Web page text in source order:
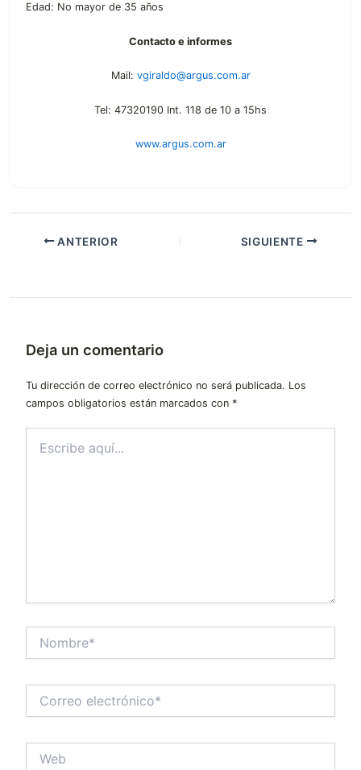
Edad: No mayor de 35 años
Contacto e informes
Mail: vgiraldo@argus.com.ar
Tel: 47320190 Int. 118 de 10 a 15hs
www.argus.com.ar
ANTERIOR SIGUIENTE
Deja un comentario
Tu dirección de correo electrónico no será publicada. Los
campos obligatorios están marcados con *
aquí...
electrónico*